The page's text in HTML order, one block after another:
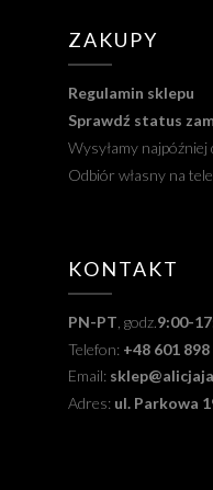
ZAKUPY
Regulamin sklepu
Sprawdź status
Wysyłamy
Odbiór własny na
KONTAKT
PN-PT , godz.9:00-
Telefon: +48 601 898
Email:
Adres: ul. Parkowa